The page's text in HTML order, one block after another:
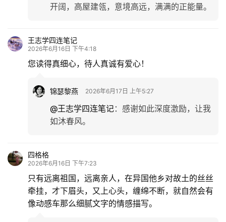
开阔，高屋建瓴，意境高远，满满的正能量。
王志学四连笔记
2026年6月16日 下午4:18
您读得真细心，待人真诚有爱心！
锦瑟黎燕 2026年6月17日 上午5:27
@王志学四连笔记： 感谢如此深度激励，让我
如沐春风。
四格格
2026年6月16日 下午7:23
只有远离祖国，远离亲人，在异国他乡对故土的丝丝
牵挂，才下眉头，又上心头，缠绵不断，就自然会有
像动感车那么细腻文字的情感描写。